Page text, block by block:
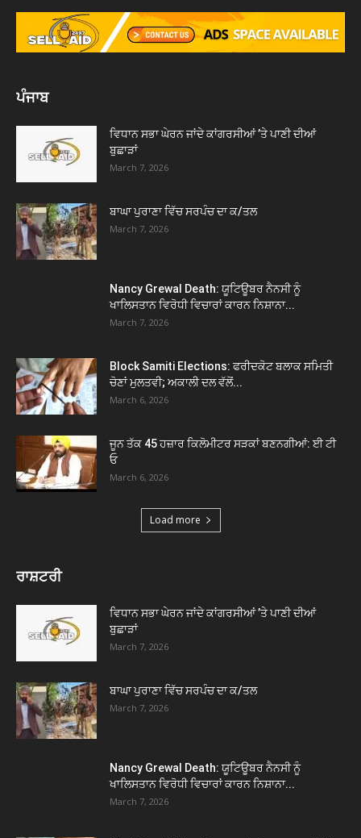
ਪੰਜਾਬ
ਵਿਧਾਨ ਸਭਾ ਘੇਰਨ ਜਾਂਦੇ ਕਾਂਗਰਸੀਆਂ ’ਤੇ ਪਾਣੀ ਦੀਆਂ
ਬੁਛਾੜਾਂ
March 7, 2026
ਬਾਘਾ ਪੁਰਾਣਾ ਵਿੱਚ ਸਰਪੰਚ ਦਾ ਕ/ਤਲ
March 7, 2026
Nancy Grewal Death: ਯੂਟਿਊਬਰ ਨੈਨਸੀ ਨੂੰ
ਖਾਲਿਸਤਾਨ ਵਿਰੋਧੀ ਵਿਚਾਰਾਂ ਕਾਰਨ ਨਿਸ਼ਾਨਾ...
March 7, 2026
Block Samiti Elections: ਫਰੀਦਕੋਟ ਬਲਾਕ ਸਮਿਤੀ
ਚੋਣਾਂ ਮੁਲਤਵੀ; ਅਕਾਲੀ ਦਲ ਵੱਲੋਂ...
March 6, 2026
ਜੂਨ ਤੱਕ 45 ਹਜ਼ਾਰ ਕਿਲੋਮੀਟਰ ਸੜਕਾਂ ਬਣਨਗੀਆਂ: ਈ ਟੀ
ਓ
March 6, 2026
Load more
ਰਾਸ਼ਟਰੀ
ਵਿਧਾਨ ਸਭਾ ਘੇਰਨ ਜਾਂਦੇ ਕਾਂਗਰਸੀਆਂ ’ਤੇ ਪਾਣੀ ਦੀਆਂ
ਬੁਛਾੜਾਂ
March 7, 2026
ਬਾਘਾ ਪੁਰਾਣਾ ਵਿੱਚ ਸਰਪੰਚ ਦਾ ਕ/ਤਲ
March 7, 2026
Nancy Grewal Death: ਯੂਟਿਊਬਰ ਨੈਨਸੀ ਨੂੰ
ਖਾਲਿਸਤਾਨ ਵਿਰੋਧੀ ਵਿਚਾਰਾਂ ਕਾਰਨ ਨਿਸ਼ਾਨਾ...
March 7, 2026